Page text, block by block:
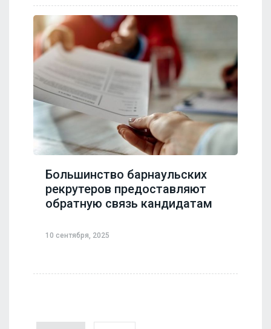
Большинство барнаульских
рекрутеров предоставляют
обратную связь кандидатам
10 сентября, 2025